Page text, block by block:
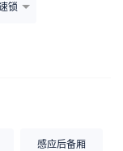
锁
感应后备厢